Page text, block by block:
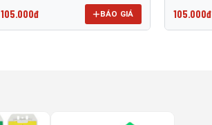
105.000đ BÁO GIÁ 105.000đ